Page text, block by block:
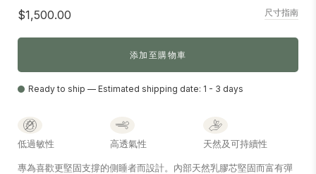
尺寸指南
$1,500.00
添加至購物車
Ready to ship — Estimated shipping date: 1 - 3 days
低過敏性 高透氣性 天然及可持續性
專為喜歡更堅固支撐的側睡者而設計。內部天然乳膠芯堅固而富有彈